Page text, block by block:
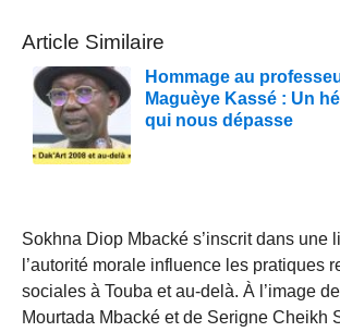
Article Similaire
Hommage au
Maguèye Kassé : Un
qui nous dépasse
Sokhna Diop Mbacké s’inscrit dans une
l’autorité morale influence les pratiques
sociales à Touba et au-delà. À l’image
Mourtada Mbacké et de Serigne Cheikh